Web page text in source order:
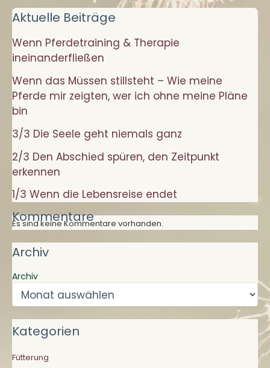
meine
Pferde
mir
zeigten,
wer
ich
ohne
meine
bin
Aktuelle Beiträge
Wenn Pferdetraining & Therapie
ineinanderfließen
Wenn das Müssen stillsteht – Wie meine
Pferde mir zeigten, wer ich ohne meine Pläne
bin
3/3 Die Seele geht niemals ganz
2/3 Den Abschied spüren, den Zeitpunkt
erkennen
1/3 Wenn die Lebensreise endet
Kommentare
Es sind keine Kommentare vorhanden.
Archiv
Archiv
Kategorien
Fütterung